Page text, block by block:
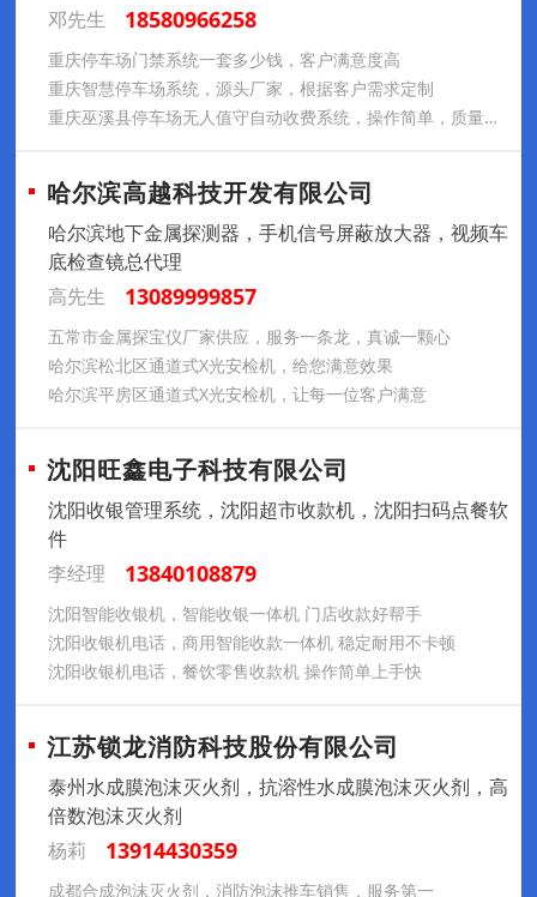
邓先生
18580966258
重庆停车场门禁系统一套多少钱，客户满意度高
重庆智慧停车场系统，源头厂家，根据客户需求定制
重庆巫溪县停车场无人值守自动收费系统，操作简单，质量过硬
哈尔滨高越科技开发有限公司
哈尔滨地下金属探测器，手机信号屏蔽放大器，视频车
底检查镜总代理
高先生
13089999857
五常市金属探宝仪厂家供应，服务一条龙，真诚一颗心
哈尔滨松北区通道式X光安检机，给您满意效果
哈尔滨平房区通道式X光安检机，让每一位客户满意
沈阳旺鑫电子科技有限公司
沈阳收银管理系统，沈阳超市收款机，沈阳扫码点餐软
件
李经理
13840108879
沈阳智能收银机，智能收银一体机 门店收款好帮手
沈阳收银机电话，商用智能收款一体机 稳定耐用不卡顿
沈阳收银机电话，餐饮零售收款机 操作简单上手快
江苏锁龙消防科技股份有限公司
泰州水成膜泡沫灭火剂，抗溶性水成膜泡沫灭火剂，高
倍数泡沫灭火剂
杨莉
13914430359
成都合成泡沫灭火剂，消防泡沫推车销售，服务第一